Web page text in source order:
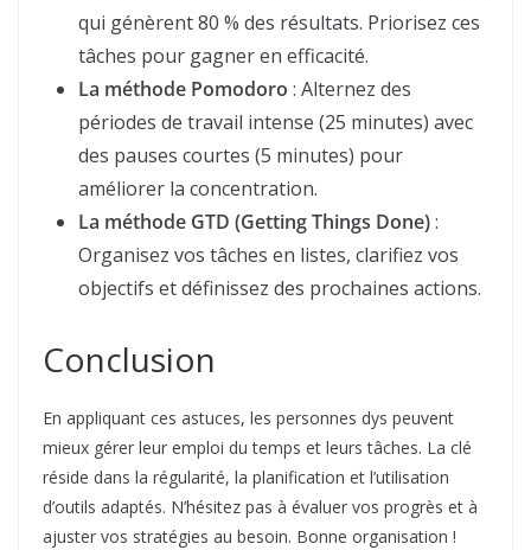
qui génèrent 80 % des résultats. Priorisez ces
tâches pour gagner en efficacité.
La méthode Pomodoro : Alternez des
périodes de travail intense (25 minutes) avec
des pauses courtes (5 minutes) pour
améliorer la concentration.
La méthode GTD (Getting Things Done):
Organisez vos tâches en listes, clarifiez vos
objectifs et définissez des prochaines actions.
Conclusion
En appliquant ces astuces, les personnes dys peuvent
mieux gérer leur emploi du temps et leurs tâches. La clé
réside dans la régularité, la planification et l’utilisation
d’outils adaptés. N’hésitez pas à évaluer vos progrès et à
ajuster vos stratégies au besoin. Bonne organisation !